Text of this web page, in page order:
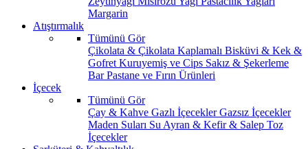
Margarin
Atıştırmalık
Tümünü Gör
Çikolata & Çikolata Kaplamalı Bisküvi & Kek &
Gofret Kuruyemiş ve Cips Sakız & Şekerleme
BarPastane ve Fırın Ürünleri
İçecek
Tümünü Gör
Çay & Kahve Gazlı İçeceklerGazsız İçecekler
Maden Suları Su Ayran & Kefir & Salep Toz
İçecekler